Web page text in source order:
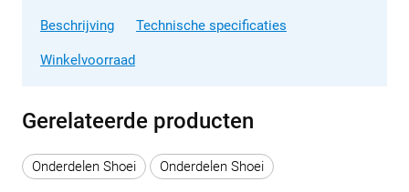
Beschrijving Technische specificaties
Winkelvoorraad
Gerelateerde producten
Onderdelen Shoei Onderdelen Shoei